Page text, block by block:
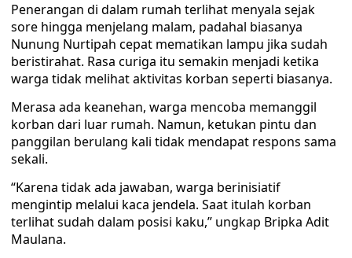
Penerangan di dalam rumah terlihat menyala sejak
sore hingga menjelang malam, padahal biasanya
Nunung Nurtipah cepat mematikan lampu jika sudah
beristirahat. Rasa curiga itu semakin menjadi ketika
warga tidak melihat aktivitas korban seperti biasanya.
Merasa ada keanehan, warga mencoba memanggil
korban dari luar rumah. Namun, ketukan pintu dan
panggilan berulang kali tidak mendapat respons sama
sekali.
“Karena tidak ada jawaban, warga berinisiatif
mengintip melalui kaca jendela. Saat itulah korban
terlihat sudah dalam posisi kaku,” ungkap Bripka Adit
Maulana.